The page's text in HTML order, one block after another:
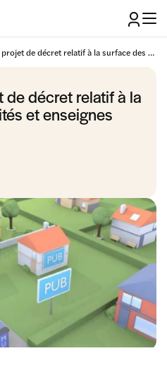
Consultation projet de décret relatif à la surface des publicités et enseignes
décret relatif à la
et enseignes